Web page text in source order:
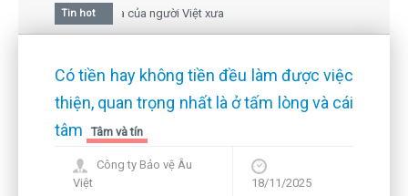
Tin hot
trong văn hóa của người Việt xưa
bức thư gửi mẹ của người... tử tù và của CEO
Có tiền hay không tiền đều làm được việc
thiện, quan trọng nhất là ở tấm lòng và cái
tâm
Tâm và tín
Công ty Bảo vệ Âu
Việt
18/11/2025